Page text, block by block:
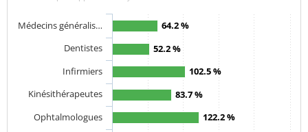
64.2 %
52.2 %
102.5 %
83.7 %
122.2 %
Médecins généralis…
Dentistes
Infirmiers
Kinésithérapeutes
Ophtalmologues